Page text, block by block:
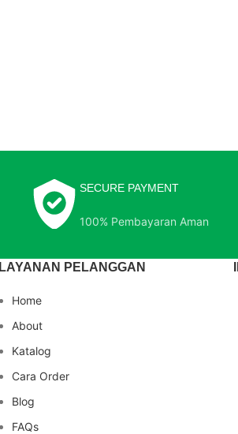
SECURE PAYMENT
100% Pembayaran Aman
LAYANAN PELANGGAN
Home
About
Katalog
Cara Order
Blog
FAQs